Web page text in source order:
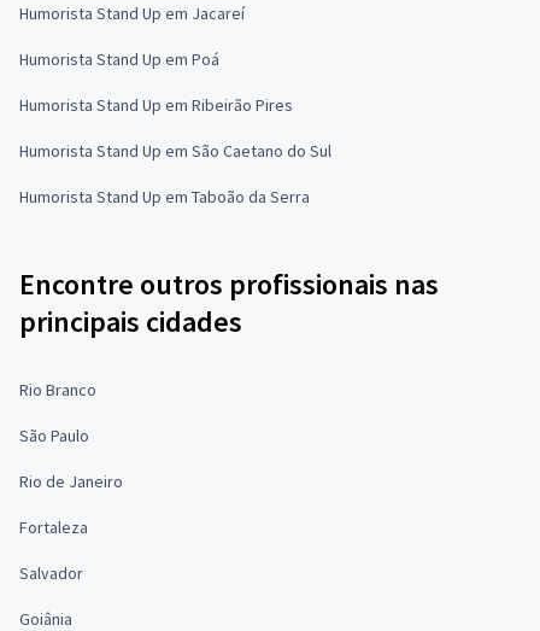
Humorista Stand Up em Jacareí
Humorista Stand Up em Poá
Humorista Stand Up em Ribeirão Pires
Humorista Stand Up em São Caetano do Sul
Humorista Stand Up em Taboão da Serra
Encontre outros profissionais nas
principais cidades
Rio Branco
São Paulo
Rio de Janeiro
Fortaleza
Salvador
Goiânia